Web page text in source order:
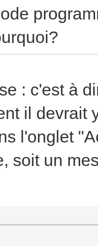
: c'est à
il devrait
l'onglet
soit un